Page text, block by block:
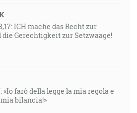
ICH mache das Recht zur
Gerechtigkeit zur Setzwaage!
«Io farò della legge la mia regola e
bilancia!»